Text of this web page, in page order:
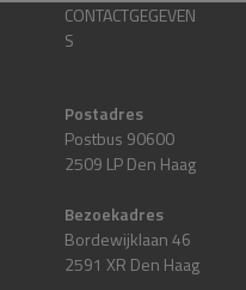
CONTACTGEGEVEN
S
Postadres
Postbus 90600
2509 LP Den Haag
Bezoekadres
Bordewijklaan 46
2591 XR Den Haag